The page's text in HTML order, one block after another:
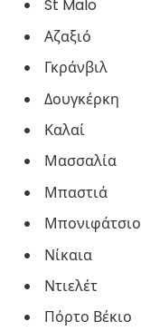
St Malo
Αζαξιό
Γκράνβιλ
Δουγκέρκη
Καλαί
Μασσαλία
Μπαστιά
Μπονιφάτσιο
Νίκαια
Ντιελέτ
Πόρτο Βέκιο